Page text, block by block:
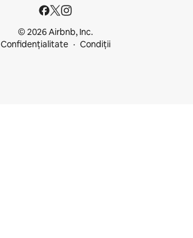
© 2026 Airbnb, Inc.
Confidențialitate
Condiții